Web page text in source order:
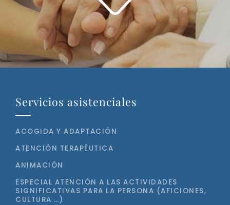
Servicios asistenciales
ACOGIDA Y ADAPTACIÓN
ATENCIÓN TERAPÉUTICA
ANIMACIÓN
ESPECIAL ATENCIÓN A LAS ACTIVIDADES
SIGNIFICATIVAS PARA LA PERSONA (AFICIONES,
CULTURA …)